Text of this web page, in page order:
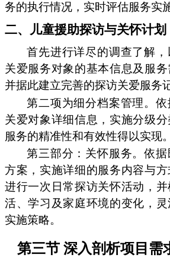
务的执行情况，实时评估服务实
二、儿童援助探访与关怀计划
首先进行详尽的调查了解
关爱服务对象的基本信息及服务
并据此建立完善的探访关爱服务
第二项为细分档案管理。
关爱对象详细信息，实施分级
服务的精准性和有效性得以实现。
第三部分：关怀服务。依
方案，实施详细的服务内容与
进行一次日常探访关怀活动，
活、学习及家庭环境的变化，
实施策略。
第三节 深入剖析项目需